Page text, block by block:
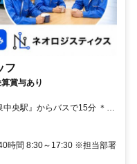
フ
賞与あり
央駅』からバスで15分 ＊
時間 8:30～17:30 ※担当部署